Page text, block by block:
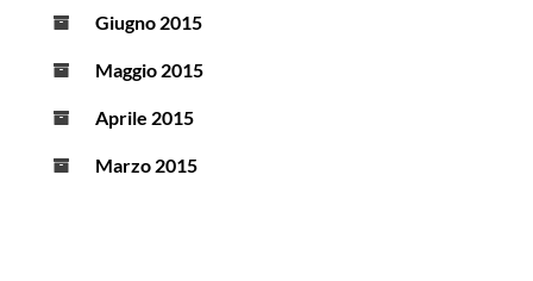
Giugno 2015
Maggio 2015
Aprile 2015
Marzo 2015